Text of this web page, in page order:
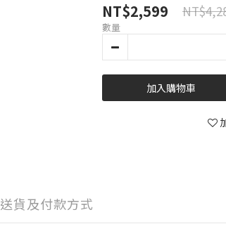
NT$2,599
數量
加入購物車
送貨及付款方式